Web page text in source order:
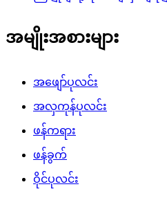
အမျိုးအစားများ
အဖျော်ပုလင်း
အလှကုန်ပုလင်း
ဖန်ကရား
ဖန်ခွက်
ဝိုင်ပုလင်း